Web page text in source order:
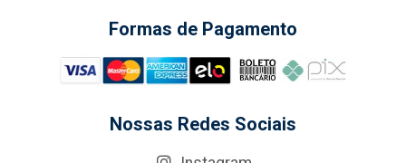
Formas de Pagamento
Nossas Redes Sociais